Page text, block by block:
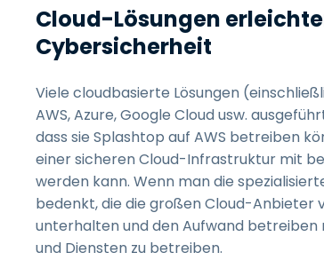
Cloud-Lösungen
Cybersicherheit
Viele cloudbasierte Lösungen
AWS, Azure, Google Cloud usw.
dass sie Splashtop auf AWS betreiben
einer sicheren Cloud-Infrastruktur mit
werden kann. Wenn man die
bedenkt, die die großen Cloud-Anbieter
unterhalten und den Aufwand betreiben
und Diensten zu betreiben.